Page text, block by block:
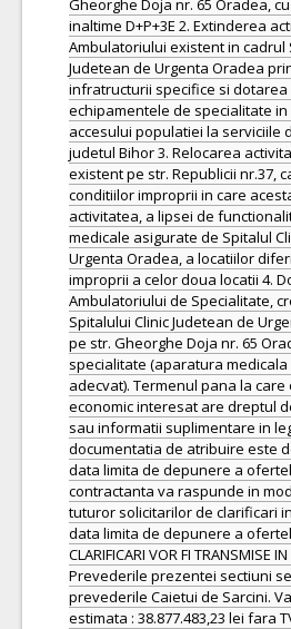
Gheorghe Doja nr. 65 Oradea,
inaltime D+P+3E 2. Extinderea
Ambulatoriului existent in cadrul
Judetean de Urgenta Oradea
infratructurii specifice si dotarea
echipamentele de specialitate
accesului populatiei la serviciile
judetul Bihor 3. Relocarea
existent pe str. Republicii nr.37,
conditiilor improprii in care
activitatea, a lipsei de
medicale asigurate de Spitalul
Urgenta Oradea, a locatiilor
improprii a celor doua locatii 4.
Ambulatoriului de Specialitate,
Spitalului Clinic Judetean de
pe str. Gheorghe Doja nr. 65
specialitate (aparatura
adecvat). Termenul pana la
economic interesat are dreptul
sau informatii suplimentare in
documentatia de atribuire este
data limita de depunere a
contractanta va raspunde in
tuturor solicitarilor de clarificari
data limita de depunere a
CLARIFICARI VOR FI TRANSMISE
Prevederile prezentei sectiuni
prevederile Caietui de Sarcini.
estimata : 38.877.483,23 lei fara